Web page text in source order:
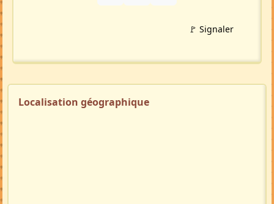
🚩 Signaler
Localisation géographique